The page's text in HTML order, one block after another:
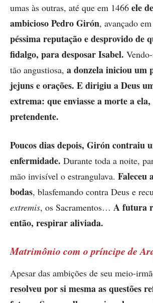
umas às outras, até que em 1466 ele
ambicioso Pedro Girón, avançado
péssima reputação e desprovido de
fidalgo, para desposar Isabel.
tão angustiosa, a donzela iniciou um
jejuns e orações. E dirigiu a Deus
extrema: que enviasse a morte a
pretendente.
Poucos dias depois, Girón contraiu
enfermidade. Durante toda a noite,
mão invisível o estrangulava. Faleceu
bodas, blasfemando contra Deus e
extremis, os Sacramentos… A futura
então, respirar aliviada.
Matrimônio com o príncipe de
Apesar das ambições de seu meio-
resolveu por si mesma as questões